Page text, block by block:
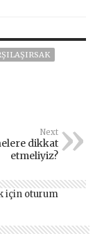
Next
dikkat
etmeliyiz?
için oturum